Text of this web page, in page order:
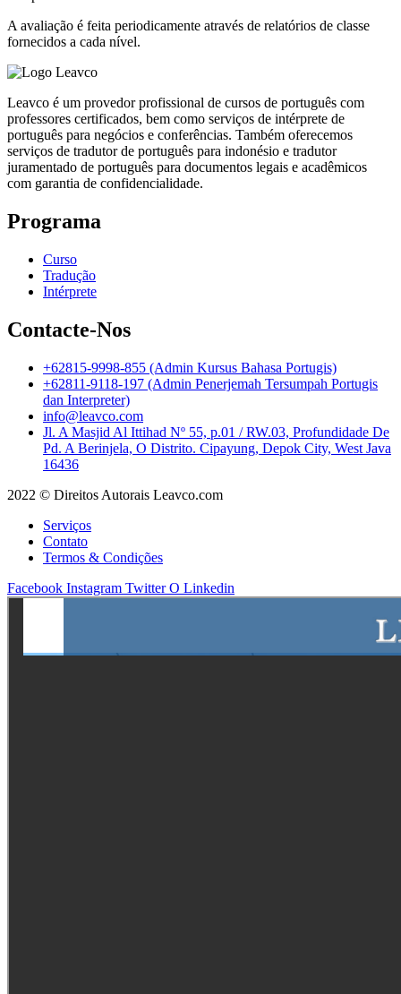
A avaliação é feita periodicamente através de relatórios de classe
fornecidos a cada nível.
Leavco é um provedor profissional de cursos de português com
professores certificados, bem como serviços de intérprete de
português para negócios e conferências. Também oferecemos
serviços de tradutor de português para indonésio e tradutor
juramentado de português para documentos legais e acadêmicos
com garantia de confidencialidade.
Programa
Curso
Tradução
Intérprete
Contacte-Nos
+62815-9998-855 (Admin Kursus Bahasa Portugis)
+62811-9118-197 (Admin Penerjemah Tersumpah Portugis
dan Interpreter)
info@leavco.com
Jl. A Masjid Al Ittihad Nº 55, p.01 / RW.03, Profundidade De
Pd. A Berinjela, O Distrito. Cipayung, Depok City, West Java
16436
2022 © Direitos Autorais Leavco.com
Serviços
Contato
Termos & Condições
Facebook Instagram Twitter O Linkedin